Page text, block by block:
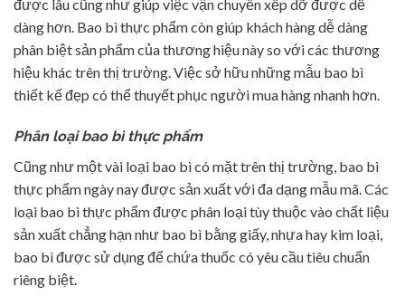
được lâu cũng như giúp việc vận chuyển xếp dỡ được dễ
dàng hơn. Bao bì thực phẩm còn giúp khách hàng dễ dàng
phân biệt sản phẩm của thương hiệu này so với các thương
hiệu khác trên thị trường. Việc sở hữu những mẫu bao bì
thiết kế đẹp có thể thuyết phục người mua hàng nhanh hơn.
Phân loại bao bì thực phẩm
Cũng như một vài loại bao bì có mặt trên thị trường, bao bì
thực phẩm ngày nay được sản xuất với đa dạng mẫu mã. Các
loại bao bì thực phẩm được phân loại tùy thuộc vào chất liệu
sản xuất chẳng hạn như bao bì bằng giấy, nhựa hay kim loại,
bao bì được sử dụng để chứa thuốc có yêu cầu tiêu chuẩn
riêng biệt.